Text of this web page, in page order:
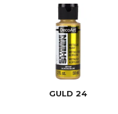
GULD 24